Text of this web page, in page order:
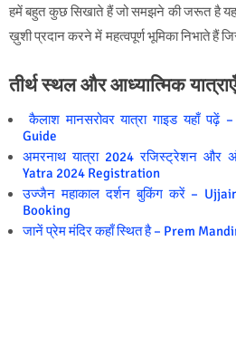
हमें बहुत कुछ सिखाते हैं जो समझने की जरूत है
ख़ुशी प्रदान करने में महत्वपूर्ण भूमिका निभाते हैं
तीर्थ स्थल और आध्यात्मिक यात्राएँ
कैलाश मानसरोवर यात्रा गाइड यहाँ
Guide
अमरनाथ यात्रा 2024 रजिस्ट्रेशन और
Yatra 2024 Registration
उज्जैन महाकाल दर्शन बुकिंग करें –
Booking
जानें प्रेम मंदिर कहाँ स्थित है – Prem